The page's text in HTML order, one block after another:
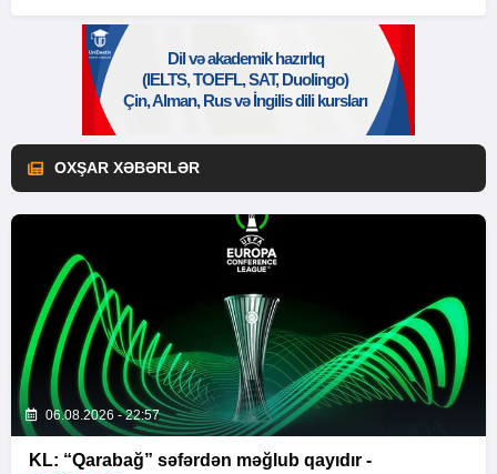
OXŞAR XƏBƏRLƏR
06.08.2026 - 22:57
KL: “Qarabağ” səfərdən məğlub qayıdır -